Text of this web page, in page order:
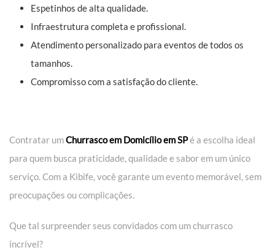
Espetinhos de alta qualidade.
Infraestrutura completa e profissional.
Atendimento personalizado para eventos de todos os
tamanhos.
Compromisso com a satisfação do cliente.
Contratar umChurrasco em Domicílio em SPé a escolha ideal
para quem busca praticidade, qualidade e sabor em um único
serviço. Com a Kibife, você garante um evento memorável, sem
preocupações ou complicações.
Que tal surpreender seus convidados com um churrasco
incrível?